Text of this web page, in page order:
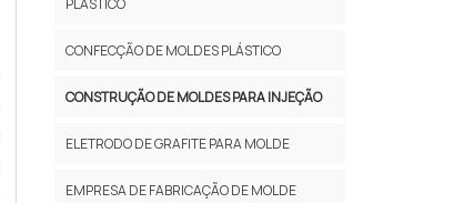
CONFECÇÃO DE MOLDES PLÁSTICO
CONSTRUÇÃO DE MOLDES PARA INJEÇÃO
ELETRODO DE GRAFITE PARA MOLDE
EMPRESA DE FABRICAÇÃO DE MOLDE